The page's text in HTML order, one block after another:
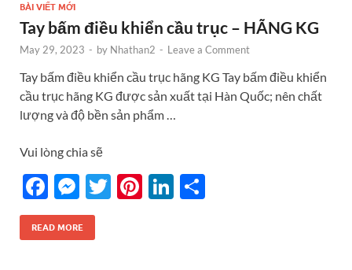
BÀI VIẾT MỚI
Tay bấm điều khiển cầu trục – HÃNG KG
May 29, 2023 - by Nhathan2 - Leave a Comment
Tay bấm điều khiển cầu trục hãng KG Tay bấm điều khiển
cầu trục hãng KG được sản xuất tại Hàn Quốc; nên chất
lượng và độ bền sản phẩm …
Vui lòng chia sẽ
F
ac
e
M
es
se
T
Pi Li
READ MORE